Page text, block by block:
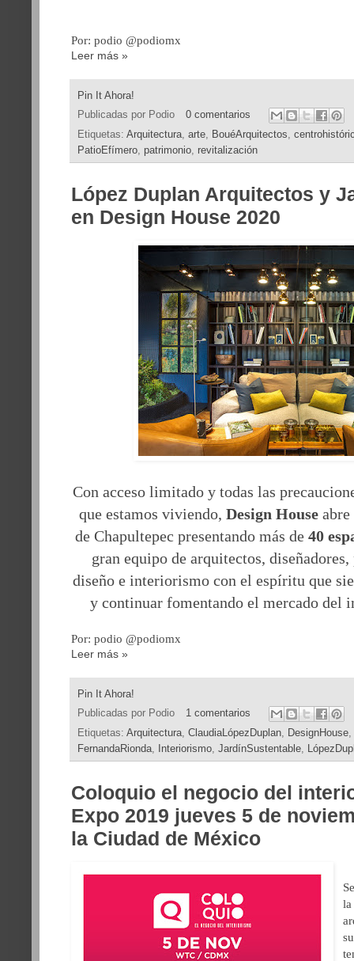
Por: podio @podiomx
Leer más »
Pin It Ahora!
Publicadas por Podio
0 comentarios
Etiquetas: Arquitectura, arte, BouéArquitectos,
PatioEfímero, patrimonio, revitalización
López Duplan Arquitectos y
en Design House 2020
Con acceso limitado y todas las
que estamos viviendo, Design House abre
de Chapultepec presentando más de 40
gran equipo de arquitectos,
diseño e interiorismo con el espíritu que
y continuar fomentando el mercado del
Por: podio @podiomx
Leer más »
Pin It Ahora!
Publicadas por Podio
1 comentarios
Etiquetas: Arquitectura, ClaudiaLópezDuplan, DesignHouse,
FernandaRionda, Interiorismo, JardínSustentable,
Coloquio el negocio del
Expo 2019 jueves 5 de
la Ciudad de México
la